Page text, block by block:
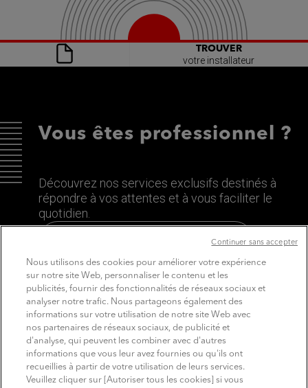
TROUVER
votre installateur
Vous êtes professionnel ?
Découvrez nos services exclusifs destinés à
répondre à vos attentes et à vous faciliter le
quotidien.
Découvrez le site dédié aux Pros
SUIVEZ MITSUBISHI ELECTRIC
Nous utilisons des cookies pour améliorer votre expérience
sur notre site Web, personnaliser le contenu et les
publicités, fournir des fonctionnalités de réseaux sociaux et
analyser notre trafic. Nous partageons également des
informations sur votre utilisation de notre site Web avec
nos partenaires de réseaux sociaux, de publicité et
d'analyse, qui peuvent les combiner avec d'autres
informations que vous leur avez fournies ou qu'ils ont
recueillies à partir de votre utilisation de leurs services.
Veuillez cliquer sur [Autoriser tous les cookies] si vous
Continuer sans accepter